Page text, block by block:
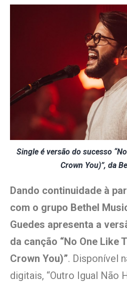
Single é versão do sucesso
Crown You)”, da
Dando continuidade à
com o grupo Bethel
Guedes apresenta a
da canção “No One Like
Crown You)”. Disponível
digitais, “Outro Igual Não